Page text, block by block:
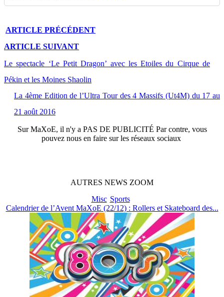
ARTICLE PRÉCÉDENT
ARTICLE SUIVANT
Le spectacle ‘Le Petit Dragon’ avec les Etoiles du Cirque de
Pékin et les Moines Shaolin
La 4ème Edition de l’Ultra Tour des 4 Massifs (Ut4M) du 17 au
21 août 2016
SurMaXoE, il n'y a PAS DE PUBLICITÉ Par contre, vous
pouvez nous en faire sur les réseaux sociaux
AUTRES NEWS ZOOM
Misc Sports
Calendrier de l’Avent MaXoE (22/12) : Rollers et Skateboard des...